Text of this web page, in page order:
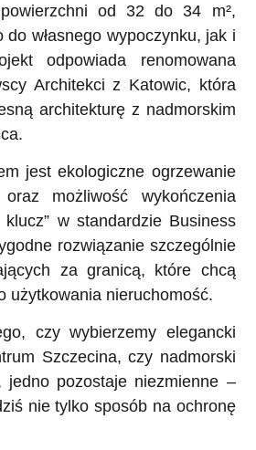
od 32 do 34 m²,
do własnego wypoczynku, jak i
odpowiada renomowana
Architekci z Katowic, która
architekturę z nadmorskim
jest ekologiczne ogrzewanie
możliwość wykończenia
klucz” w standardzie Business
rozwiązanie szczególnie
za granicą, które chcą
użytkowania nieruchomość.
czy wybierzemy elegancki
Szczecina, czy nadmorski
jedno pozostaje niezmienne –
nie tylko sposób na ochronę